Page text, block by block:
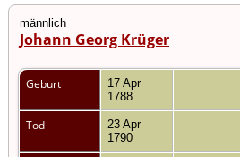
männlich
Johann Georg Krüger
Geburt
17 Apr
1788
Tod
23 Apr
1790